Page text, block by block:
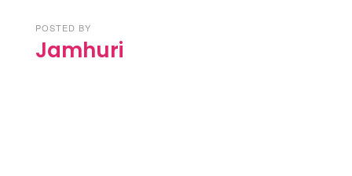
POSTED BY
Jamhuri